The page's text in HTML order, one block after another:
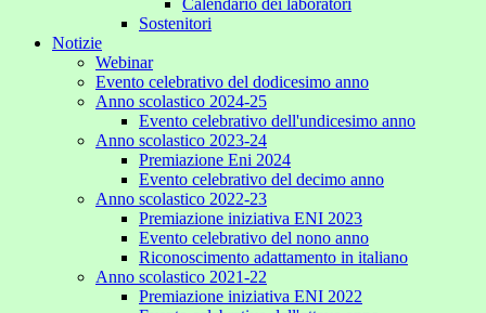
Calendario dei laboratori
Sostenitori
Notizie
Webinar
Evento celebrativo del dodicesimo anno
Anno scolastico 2024-25
Evento celebrativo dell'undicesimo anno
Anno scolastico 2023-24
Premiazione Eni 2024
Evento celebrativo del decimo anno
Anno scolastico 2022-23
Premiazione iniziativa ENI 2023
Evento celebrativo del nono anno
Riconoscimento adattamento in italiano
Anno scolastico 2021-22
Premiazione iniziativa ENI 2022